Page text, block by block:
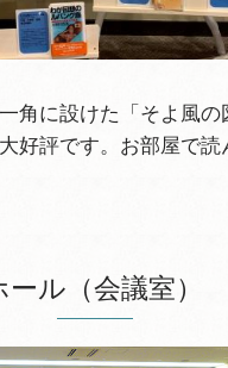
角に設けた「そよ風
好評です。お部屋で読
ール（会議室）